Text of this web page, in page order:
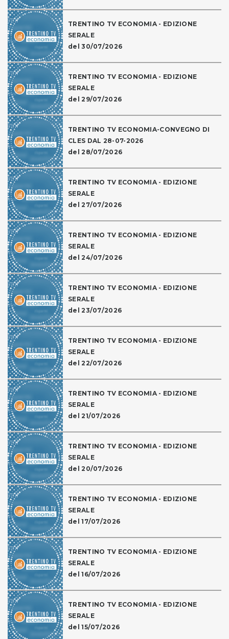
TRENTINO TV ECONOMIA - EDIZIONE
SERALE
del 30/07/2026
TRENTINO TV ECONOMIA - EDIZIONE
SERALE
del 29/07/2026
TRENTINO TV ECONOMIA-CONVEGNO DI
CLES DAL 28-07-2026
del 28/07/2026
TRENTINO TV ECONOMIA - EDIZIONE
SERALE
del 27/07/2026
TRENTINO TV ECONOMIA - EDIZIONE
SERALE
del 24/07/2026
TRENTINO TV ECONOMIA - EDIZIONE
SERALE
del 23/07/2026
TRENTINO TV ECONOMIA - EDIZIONE
SERALE
del 22/07/2026
TRENTINO TV ECONOMIA - EDIZIONE
SERALE
del 21/07/2026
TRENTINO TV ECONOMIA - EDIZIONE
SERALE
del 20/07/2026
TRENTINO TV ECONOMIA - EDIZIONE
SERALE
del 17/07/2026
TRENTINO TV ECONOMIA - EDIZIONE
SERALE
del 16/07/2026
TRENTINO TV ECONOMIA - EDIZIONE
SERALE
del 15/07/2026